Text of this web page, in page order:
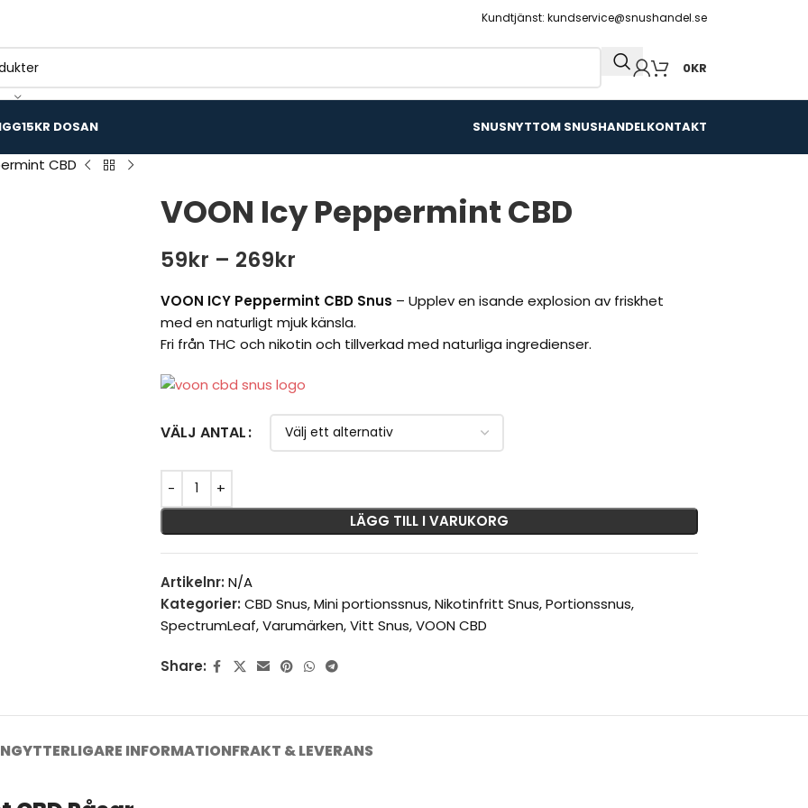
Kundtjänst: kundservice@snushandel.se
0KR
15KR DOSAN SNUSNYTTOM SNUSHANDELKONTAKT
CBD
VOON Icy Peppermint CBD
59kr – 269kr
VOON ICY Peppermint CBD Snus – Upplev en isande explosion av friskhet
med en naturligt mjuk känsla.
Fri från THC och nikotin och tillverkad med naturliga ingredienser.
VÄLJ ANTAL
LÄGG TILL I VARUKORG
Artikelnr: N/A
Kategorier: CBD Snus,Mini portionssnus,Nikotinfritt Snus,Portionssnus,
SpectrumLeaf,Varumärken,Vitt Snus,VOON CBD
Share:
YTTERLIGARE INFORMATIONFRAKT & LEVERANS